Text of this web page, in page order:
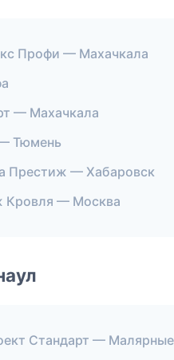
Профи — Махачкала
— Махачкала
Тюмень
Престиж — Хабаровск
Кровля — Москва
Стандарт —